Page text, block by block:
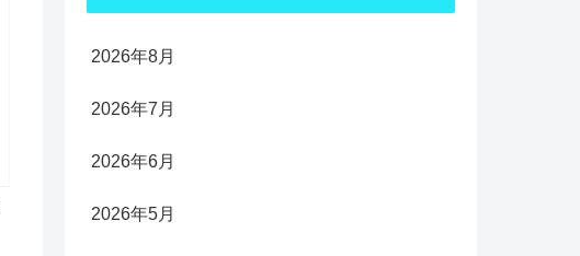
2026年8月
2026年7月
2026年6月
2026年5月